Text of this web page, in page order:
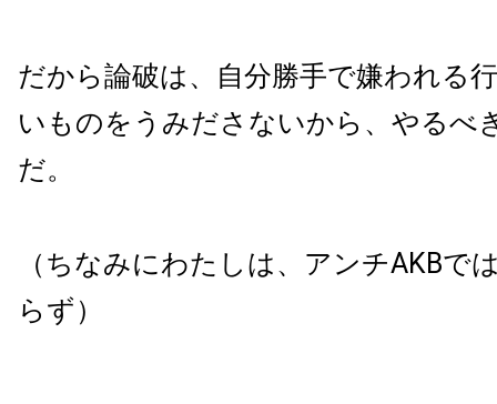
だから論破は、自分勝手で嫌われる
いものをうみださないから、やるべ
だ。
（ちなみにわたしは、アンチAKBで
らず）